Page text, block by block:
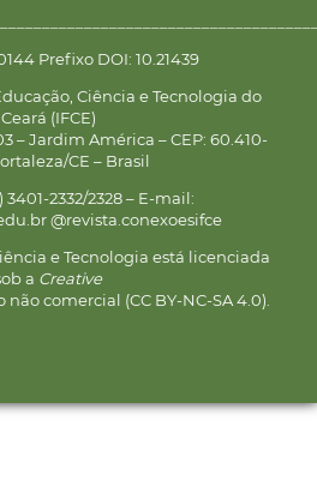
Prefixo DOI: 10.21439
Ciência e Tecnologia do
Ceará (IFCE)
– Jardim América – CEP: 60.410-
CE – Brasil
3401-2332/2328 – E-mail:
@revista.conexoesifce
e Tecnologia está licenciada
a Creative
comercial (CC BY-NC-SA 4.0).